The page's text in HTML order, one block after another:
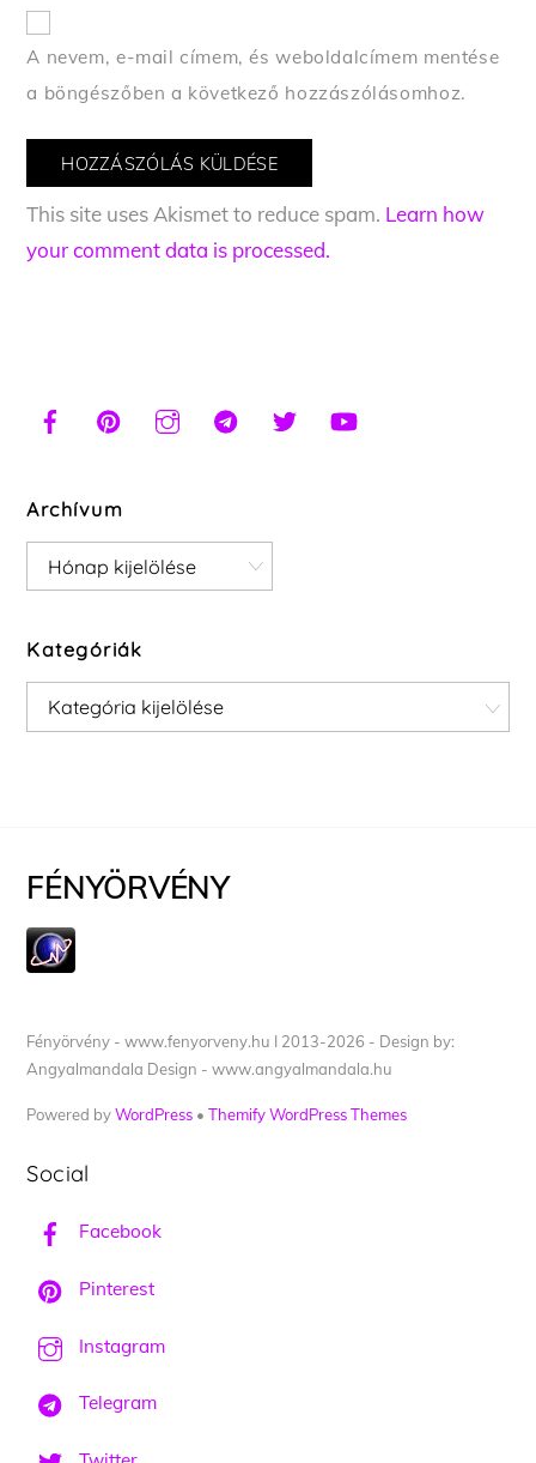
A nevem, e-mail címem, és weboldalcímem mentése
a böngészőben a következő hozzászólásomhoz.
This site uses Akismet to reduce spam. Learn how
your comment data is processed.
Archívum
Archívum
Kategóriák
Kategóriák
FÉNYÖRVÉNY
Fényörvény - www.fenyorveny.hu I 2013-2026 - Design by:
Angyalmandala Design - www.angyalmandala.hu
Powered byWordPress •Themify WordPress Themes
Social
Facebook
Pinterest
Instagram
Telegram